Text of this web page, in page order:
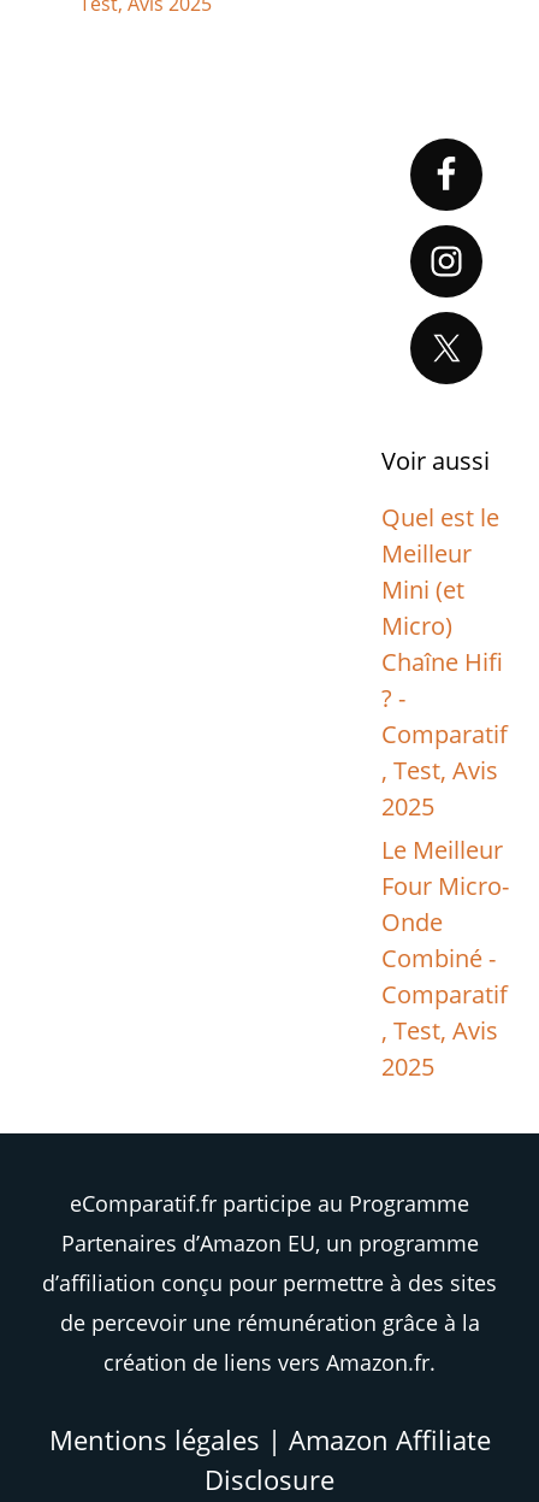
Primary
Sidebar
Voir aussi
Quel est le
Meilleur
Mini (et
Micro)
Chaîne Hifi
? -
Comparatif
, Test, Avis
2025
Le Meilleur
Four Micro-
Onde
Combiné -
Comparatif
, Test, Avis
2025
eComparatif.fr participe au Programme
Partenaires d’Amazon EU, un programme
d’affiliation conçu pour permettre à des sites
de percevoir une rémunération grâce à la
création de liens vers Amazon.fr.
Mentions légales | Amazon Affiliate
Disclosure